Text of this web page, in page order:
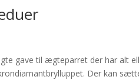
gave til ægteparret der har alt
Der kan